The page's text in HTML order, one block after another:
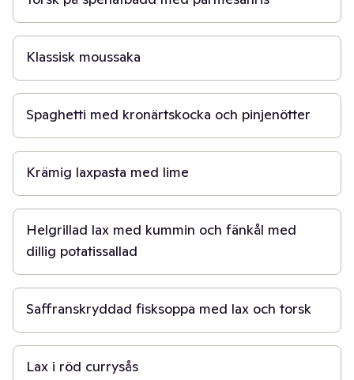
1 t
Klassisk moussaka
15 min
Spaghetti med kronärtskocka och pinjenötter
20 min
Krämig laxpasta med lime
30 min
Helgrillad lax med kummin och fänkål med
dillig potatissallad
15 min
Saffranskryddad fisksoppa med lax och torsk
20 min
Lax i röd currysås